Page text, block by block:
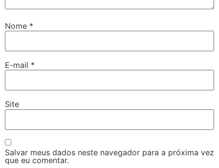
Nome *
E-mail *
Site
Salvar meus dados neste navegador para a próxima vez
que eu comentar.